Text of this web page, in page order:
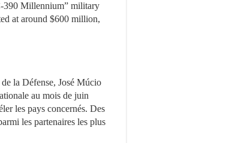
390 Millennium” military
at around $600 million,
la Défense, José Múcio
au mois de juin
les pays concernés. Des
les partenaires les plus